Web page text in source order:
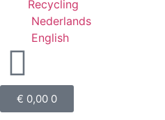
Recycling
Nederlands
English
€ 0,00 0